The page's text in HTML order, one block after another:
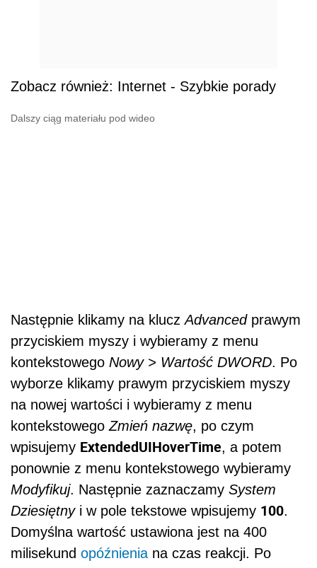
Zobacz również: Internet - Szybkie porady
Dalszy ciąg materiału pod wideo
Następnie klikamy na kluczAdvanced prawym
przyciskiem myszy i wybieramy z menu
kontekstowego Nowy > Wartość DWORD. Po
wyborze klikamy prawym przyciskiem myszy
na nowej wartości i wybieramy z menu
kontekstowego Zmień nazwę, po czym
wpisujemy ExtendedUIHoverTime, a potem
ponownie z menu kontekstowego wybieramy
Modyfikuj. Następnie zaznaczamy System
Dziesiętnyi w pole tekstowe wpisujemy 100.
Domyślna wartość ustawiona jest na 400
milisekund opóźnienia na czas reakcji. Po